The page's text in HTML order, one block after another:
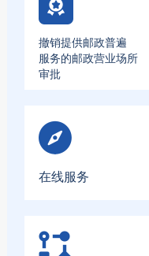
撤销提供邮政普遍
服务的邮政营业场所
审批
在线服务